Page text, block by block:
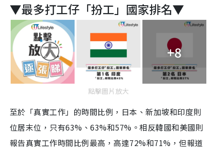
▼最多打工仔「扮工」國家排名▼
+8
點擊圖片放大
至於「真實工作」的時間比例，日本、新加坡和印度則
位居末位，只有63%、63%和57%。相反韓國和美國則
報告真實工作時間比例最高，高達72%和71%，但報道